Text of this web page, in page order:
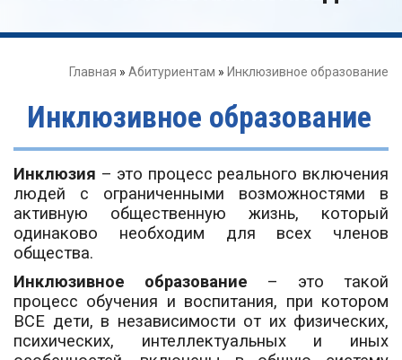
Главная » Абитуриентам » Инклюзивное образование
Инклюзивное образование
Инклюзия – это процесс реального включения
людей с ограниченными возможностями в
активную общественную жизнь, который
одинаково необходим для всех членов
общества.
Инклюзивное образование – это такой
процесс обучения и воспитания, при котором
ВСЕ дети, в независимости от их физических,
психических, интеллектуальных и иных